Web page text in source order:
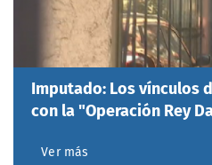
Imputado: Los vínculos
con la "Operación Rey
Ver más